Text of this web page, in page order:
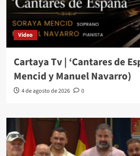
Video
Cartaya Tv | ‘Cantares de
Mencid y Manuel Navarro)
4 de agosto de 2026 0